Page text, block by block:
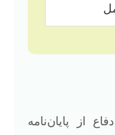
از پایان‌نامه